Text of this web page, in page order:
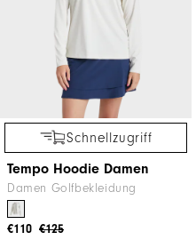
Schnellzugriff
Tempo Hoodie Damen
Damen Golfbekleidung
€125
€110